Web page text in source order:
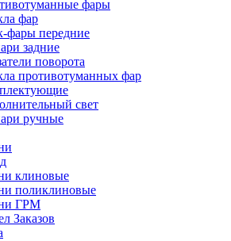
фары
фар
фары передние
задние
поворота
противотуманных фар
свет
ручные
клиновые
поликлиновые
ГРМ
Заказов